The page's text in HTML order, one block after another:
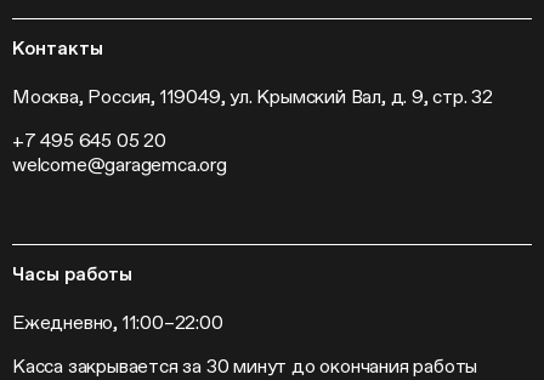
Программа «Новые медиа»
Кинопрограмма
Выставки
Слет институций современного искусства
Новости
Пресса
Контакты
Контакты
Москва, Россия, 119049, ул. Крымский Вал, д. 9, стр. 32
+7 495 645 05 20
welcome@garagemca.org
Часы работы
Ежедневно, 11:00–22:00
Касса закрывается за 30 минут до окончания работы